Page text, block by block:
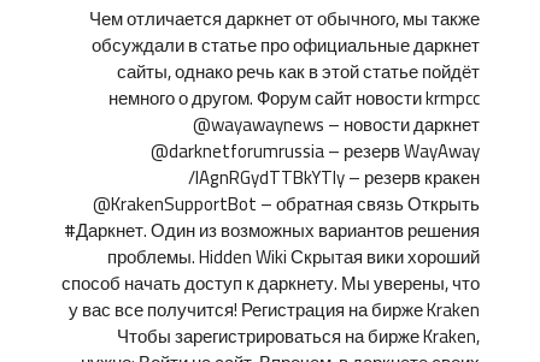
Чем отличается даркнет от обычного, мы также
обсуждали в статье про официальные даркнет
сайты, однако речь как в этой статье пойдёт
немного о другом. Форум сайт новости krmpcc
@wayawaynews – новости даркнет
@darknetforumrussia – резерв WayAway
/lAgnRGydTTBkYTIy – резерв кракен
@KrakenSupportBot – обратная связь Открыть
#Даркнет. Один из возможных вариантов решения
проблемы. Hidden Wiki Скрытая вики хороший
способ начать доступ к даркнету. Мы уверены, что
у вас все получится! Регистрация на бирже Kraken
Чтобы зарегистрироваться на бирже Kraken,